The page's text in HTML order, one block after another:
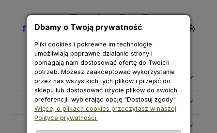
Pomoc
Moje konto
Dbamy o Twoją prywatność
Pliki cookies i pokrewne im technologie
umożliwiają poprawne działanie strony i
pomagają nam dostosować ofertę do Twoich
potrzeb. Możesz zaakceptować wykorzystanie
przez nas wszystkich tych plików i przejść do
sklepu lub dostosować użycie plików do swoich
preferencji, wybierając opcję "Dostosuj zgody".
Więcej o plikach cookies przeczytasz w naszej
Polityce prywatności.